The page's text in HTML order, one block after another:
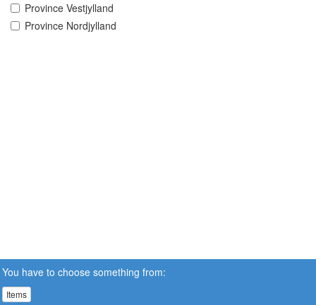
Province Vestjylland
Province Nordjylland
You have to choose something from:
Items